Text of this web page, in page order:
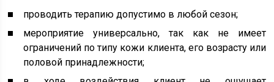
проводить терапию допустимо в любой сезон;
мероприятие универсально, так как не имеет
ограничений по типу кожи клиента, его возрасту или
половой принадлежности;